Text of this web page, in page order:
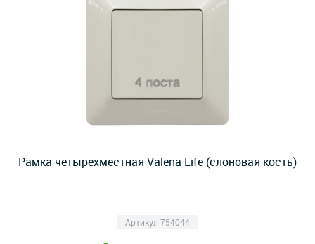
Рамка четырехместная Valena Life (слоновая кость)
Артикул 754044